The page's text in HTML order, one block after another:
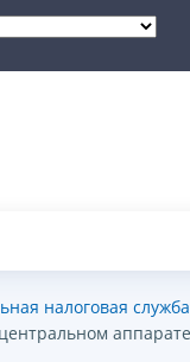
налоговая служба